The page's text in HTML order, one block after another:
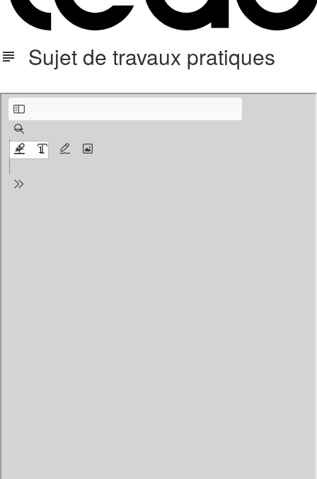
Sujet de travaux pratiques